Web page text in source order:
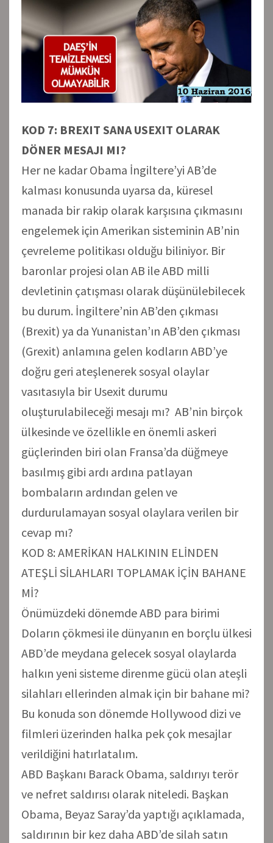
KOD 7: BREXIT SANA USEXIT OLARAK
DÖNER MESAJI MI?
Her ne kadar Obama İngiltere’yi AB’de
kalması konusunda uyarsa da, küresel
manada bir rakip olarak karşısına çıkmasını
engelemek için Amerikan sisteminin AB’nin
çevreleme politikası olduğu biliniyor. Bir
baronlar projesi olan AB ile ABD milli
devletinin çatışması olarak düşünülebilecek
bu durum. İngiltere’nin AB’den çıkması
(Brexit) ya da Yunanistan’ın AB’den çıkması
(Grexit) anlamına gelen kodların ABD’ye
doğru geri ateşlenerek sosyal olaylar
vasıtasıyla bir Usexit durumu
oluşturulabileceği mesajı mı? AB’nin birçok
ülkesinde ve özellikle en önemli askeri
güçlerinden biri olan Fransa’da düğmeye
basılmış gibi ardı ardına patlayan
bombaların ardından gelen ve
durdurulamayan sosyal olaylara verilen bir
cevap mı?
KOD 8: AMERİKAN HALKININ ELİNDEN
ATEŞLİ SİLAHLARI TOPLAMAK İÇİN BAHANE
Mİ?
Önümüzdeki dönemde ABD para birimi
Doların çökmesi ile dünyanın en borçlu ülkesi
ABD’de meydana gelecek sosyal olaylarda
halkın yeni sisteme direnme gücü olan ateşli
silahları ellerinden almak için bir bahane mi?
Bu konuda son dönemde Hollywood dizi ve
filmleri üzerinden halka pek çok mesajlar
verildiğini hatırlatalım.
ABD Başkanı Barack Obama, saldırıyı terör
ve nefret saldırısı olarak niteledi. Başkan
Obama, Beyaz Saray’da yaptığı açıklamada,
saldırının bir kez daha ABD’de silah satın